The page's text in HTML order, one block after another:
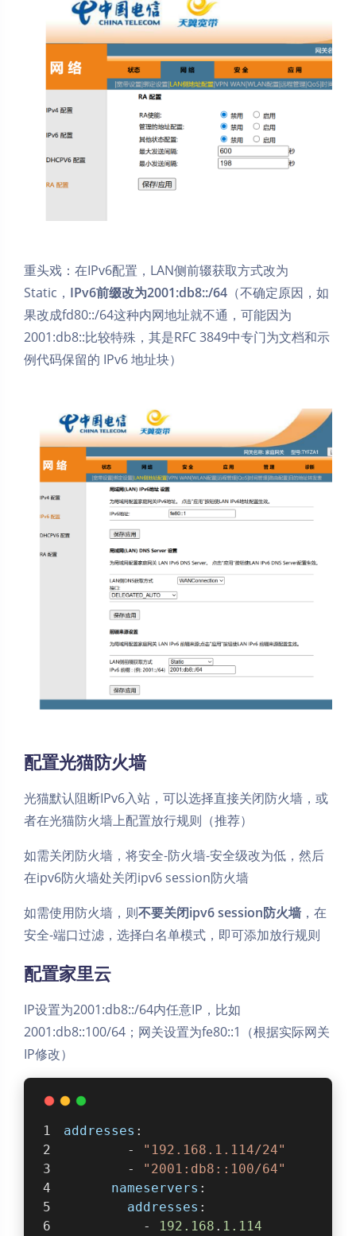
重头戏：在IPv6配置，LAN侧前辍获取方式改为
Static， IPv6前缀改为2001:db8::/64 （不确定原因，如
果改成fd80::/64这种内网地址就不通，可能因为
2001:db8::比较特殊，其是RFC 3849中专门为文档和示
例代码保留的 IPv6 地址块）
配置光猫防火墙
光猫默认阻断IPv6入站，可以选择直接关闭防火墙，或
者在光猫防火墙上配置放行规则（推荐）
如需关闭防火墙，将安全-防火墙-安全级改为低，然后
在ipv6防火墙处关闭ipv6 session防火墙
如需使用防火墙，则不要关闭ipv6 session防火墙 ，在
安全-端口过滤，选择白名单模式，即可添加放行规则
配置家里云
IP设置为2001:db8::/64内任意IP，比如
2001:db8::100/64；网关设置为fe80::1（根据实际网关
IP修改）
addresses :
        -
"192.168.1.114/24"
        -
"2001:db8::100/64"
nameservers :
addresses :
          -
192.168 . 1.114